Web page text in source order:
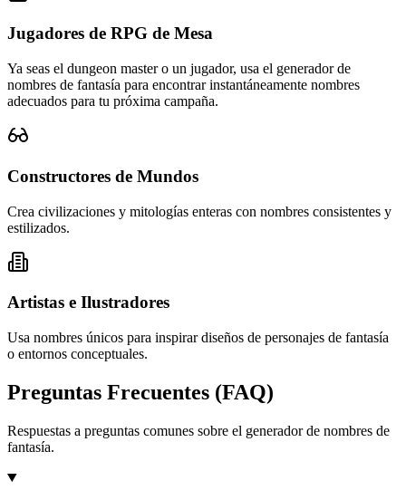
Jugadores de RPG de Mesa
Ya seas el dungeon master o un jugador, usa el generador de
nombres de fantasía para encontrar instantáneamente nombres
adecuados para tu próxima campaña.
Constructores de Mundos
Crea civilizaciones y mitologías enteras con nombres consistentes y
estilizados.
Artistas e Ilustradores
Usa nombres únicos para inspirar diseños de personajes de fantasía
o entornos conceptuales.
Preguntas Frecuentes (FAQ)
Respuestas a preguntas comunes sobre el generador de nombres de
fantasía.